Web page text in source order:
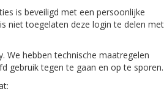
is beveiligd met een persoonlijke
niet toegelaten deze login te delen met
We hebben technische maatregelen
gebruik tegen te gaan en op te sporen.